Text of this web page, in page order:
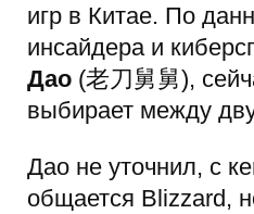
игр в Китае. По
инсайдера и
Дао (老刀舅舅),
выбирает между
Дао не уточнил, с
общается Blizzard,